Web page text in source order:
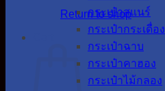
Return to shop
กระเป๋าสแนร์
กระเป๋ากระเดื่อง
กระเป๋าฉาบ
กระเป๋าคาฮอง
กระเป๋าไม้กลอง